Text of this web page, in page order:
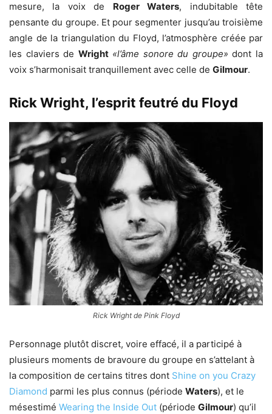
mesure, la voix de Roger Waters, indubitable tête
pensante du groupe. Et pour segmenter jusqu’au troisième
angle de la triangulation du Floyd, l’atmosphère créée par
les claviers de Wright «l’âme sonore du groupe» dont la
voix s’harmonisait tranquillement avec celle de Gilmour.
Rick Wright, l’esprit feutré du Floyd
Rick Wright de Pink Floyd
Personnage plutôt discret, voire effacé, il a participé à
plusieurs moments de bravoure du groupe en s’attelant à
la composition de certains titres dont Shine on you Crazy
Diamond parmi les plus connus (période Waters), et le
mésestimé Wearing the Inside Out (période Gilmour) qu’il